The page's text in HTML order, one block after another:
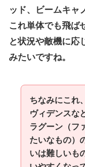
ッド、ビームキャ
これ単体でも飛ば
と状況や敵機に応
みたいですね。
ちなみにこれ
ヴィデンスな
ラグーン（フ
たいなもの）
いは難しいも